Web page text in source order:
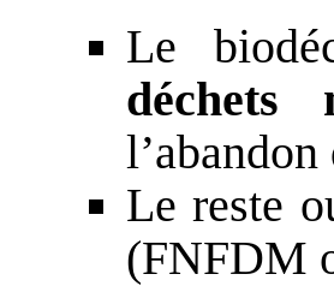
Le
déchets
Le reste
(FNFDM